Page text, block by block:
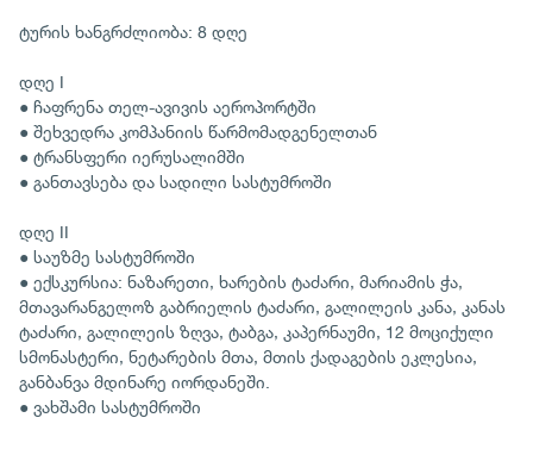
ტურის ხანგრძლიობა: 8 დღე
დღე I
● ჩაფრენა თელ-ავივის აეროპორტში
● შეხვედრა კომპანიის წარმომადგენელთან
● ტრანსფერი იერუსალიმში
● განთავსება და სადილი სასტუმროში
დღე II
● საუზმე სასტუმროში
● ექსკურსია: ნაზარეთი, ხარების ტაძარი, მარიამის ჭა,
მთავარანგელოზ გაბრიელის ტაძარი, გალილეის კანა, კანას
ტაძარი, გალილეის ზღვა, ტაბგა, კაპერნაუმი, 12 მოციქული
სმონასტერი, ნეტარების მთა, მთის ქადაგების ეკლესია,
განბანვა მდინარე იორდანეში.
● ვახშამი სასტუმროში